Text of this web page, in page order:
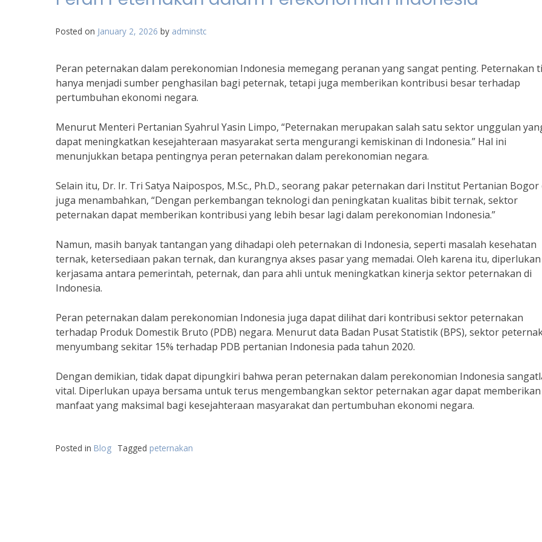
Posted on January 2, 2026 by adminstc
Peran peternakan dalam perekonomian Indonesia memegang peranan yang sangat penting. Peternakan
hanya menjadi sumber penghasilan bagi peternak, tetapi juga memberikan kontribusi besar terhadap
pertumbuhan ekonomi negara.
Menurut Menteri Pertanian Syahrul Yasin Limpo, “Peternakan merupakan salah satu sektor unggulan
dapat meningkatkan kesejahteraan masyarakat serta mengurangi kemiskinan di Indonesia.” Hal ini
menunjukkan betapa pentingnya peran peternakan dalam perekonomian negara.
Selain itu, Dr. Ir. Tri Satya Naipospos, M.Sc., Ph.D., seorang pakar peternakan dari Institut Pertanian Bogor
juga menambahkan, “Dengan perkembangan teknologi dan peningkatan kualitas bibit ternak, sektor
peternakan dapat memberikan kontribusi yang lebih besar lagi dalam perekonomian Indonesia.”
Namun, masih banyak tantangan yang dihadapi oleh peternakan di Indonesia, seperti masalah kesehatan
ternak, ketersediaan pakan ternak, dan kurangnya akses pasar yang memadai. Oleh karena itu, diperlukan
kerjasama antara pemerintah, peternak, dan para ahli untuk meningkatkan kinerja sektor peternakan di
Indonesia.
Peran peternakan dalam perekonomian Indonesia juga dapat dilihat dari kontribusi sektor peternakan
terhadap Produk Domestik Bruto (PDB) negara. Menurut data Badan Pusat Statistik (BPS), sektor
menyumbang sekitar 15% terhadap PDB pertanian Indonesia pada tahun 2020.
Dengan demikian, tidak dapat dipungkiri bahwa peran peternakan dalam perekonomian Indonesia
vital. Diperlukan upaya bersama untuk terus mengembangkan sektor peternakan agar dapat memberikan
manfaat yang maksimal bagi kesejahteraan masyarakat dan pertumbuhan ekonomi negara.
Posted in Blog Tagged peternakan